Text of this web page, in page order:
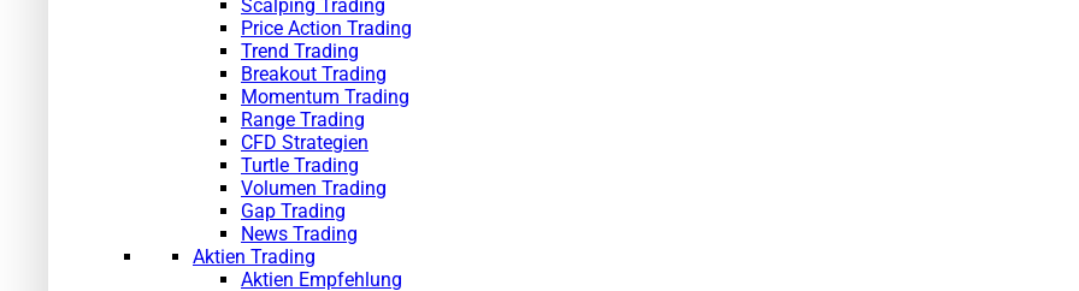
Scalping Trading
Price Action Trading
Trend Trading
Breakout Trading
Momentum Trading
Range Trading
CFD Strategien
Turtle Trading
Volumen Trading
Gap Trading
News Trading
Aktien Trading
Aktien Empfehlung